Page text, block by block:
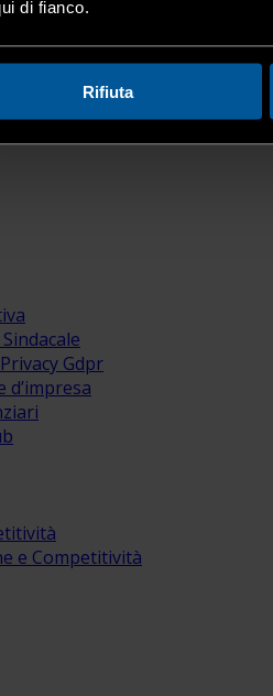
di fianco.
Rifiuta
Gdpr
e Competitività